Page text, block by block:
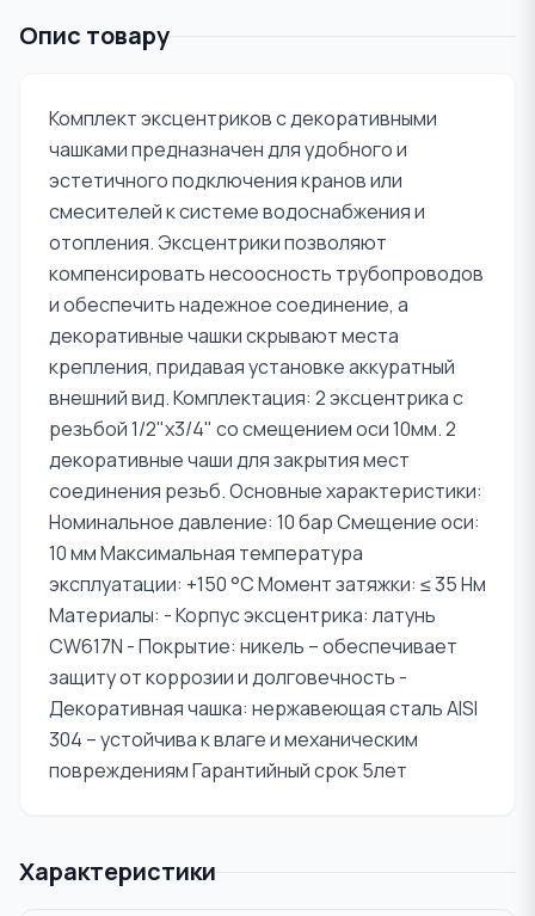
Опис товару
Комплект эксцентриков с декоративными
чашками предназначен для удобного и
эстетичного подключения кранов или
смесителей к системе водоснабжения и
отопления. Эксцентрики позволяют
компенсировать несоосность трубопроводов
и обеспечить надежное соединение, а
декоративные чашки скрывают места
крепления, придавая установке аккуратный
внешний вид. Комплектация: 2 эксцентрика с
резьбой 1/2"х3/4" со смещением оси 10мм. 2
декоративные чаши для закрытия мест
соединения резьб. Основные характеристики:
Номинальное давление: 10 бар Смещение оси:
10 мм Максимальная температура
эксплуатации: +150 °C Момент затяжки: ≤ 35 Нм
Материалы: - Корпус эксцентрика: латунь
CW617N - Покрытие: никель – обеспечивает
защиту от коррозии и долговечность -
Декоративная чашка: нержавеющая сталь AISI
304 – устойчива к влаге и механическим
повреждениям Гарантийный срок 5лет
Характеристики